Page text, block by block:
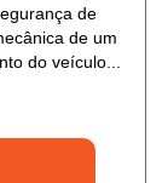
de
de um
do veículo...